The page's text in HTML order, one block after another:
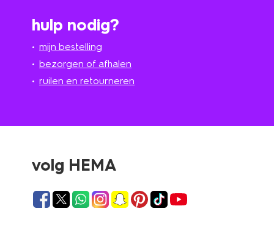
hulp nodig?
mijn bestelling
bezorgen of afhalen
ruilen en retourneren
volg HEMA